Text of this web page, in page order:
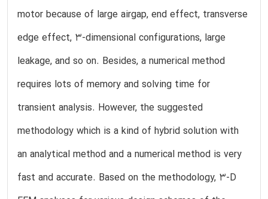
motor because of large airgap, end effect, transverse
edge effect, 3-dimensional configurations, large
leakage, and so on. Besides, a numerical method
requires lots of memory and solving time for
transient analysis. However, the suggested
methodology which is a kind of hybrid solution with
an analytical method and a numerical method is very
fast and accurate. Based on the methodology, 3-D